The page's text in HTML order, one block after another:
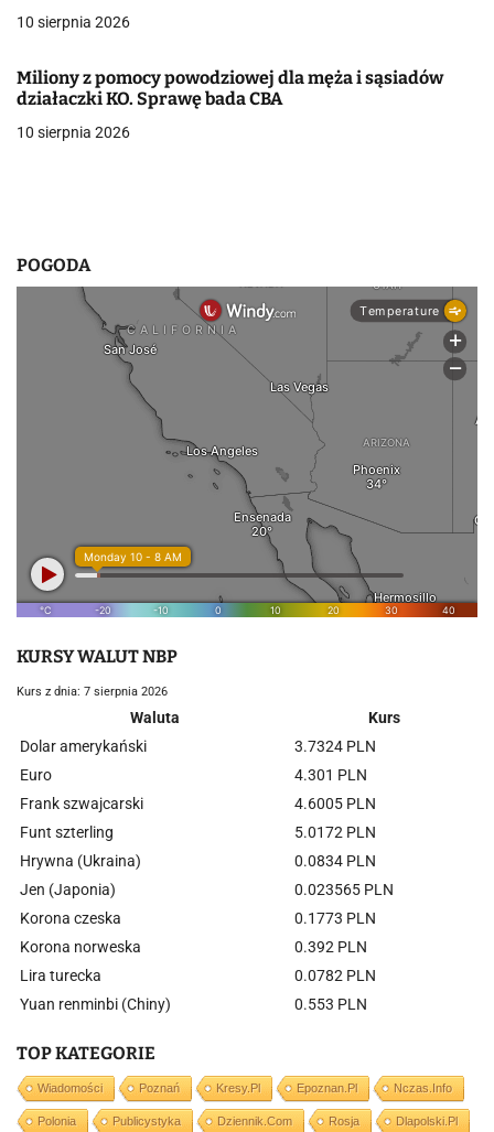
w
i
s
10 sierpnia 2026
Miliony z pomocy powodziowej dla męża i sąsiadów
działaczki KO. Sprawę bada CBA
10 sierpnia 2026
POGODA
KURSY WALUT NBP
Kurs z dnia: 7 sierpnia 2026
Waluta
Kurs
Dolar amerykański
3.7324 PLN
Euro
4.301 PLN
Frank szwajcarski
4.6005 PLN
Funt szterling
5.0172 PLN
Hrywna (Ukraina)
0.0834 PLN
Jen (Japonia)
0.023565 PLN
Korona czeska
0.1773 PLN
Korona norweska
0.392 PLN
Lira turecka
0.0782 PLN
Yuan renminbi (Chiny)
0.553 PLN
TOP KATEGORIE
Wiadomości Poznań Kresy.pl Epoznan.pl Nczas.info
Polonia Publicystyka Dziennik.com Rosja Dlapolski.pl